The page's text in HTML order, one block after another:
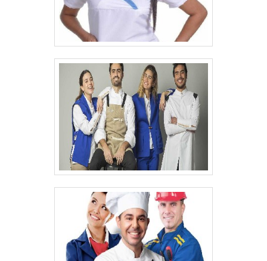
PROFISSIONAIS DE MAIOR
QUALIDADEAo contatar a equipe da KS
Uniformes, os clientes podem solicitar
catálogo. A empresa segue com rigor aos
pedidos e demandas dos clientes, a fim de
entregar um produto final de alta qualidade
e que supra as necessidades de cada tipo
de negócio..